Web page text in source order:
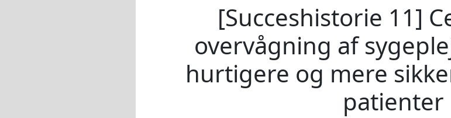
[Succeshistorie 11]
overvågning af
hurtigere og mere
patienter